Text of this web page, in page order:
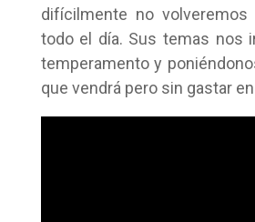
difícilmente no
todo el día. Sus temas nos
temperamento y
que vendrá pero sin gastar